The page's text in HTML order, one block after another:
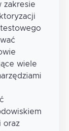
zakresie
wiele
oraz